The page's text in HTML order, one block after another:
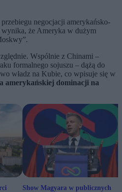
negocjacji amerykańsko-
że Ameryka w dużym
Wspólnie z Chinami –
formalnego sojuszu – dążą do
władz na Kubie, co wpisuje się w
amerykańskiej dominacji na
Show Magyara w publicznych